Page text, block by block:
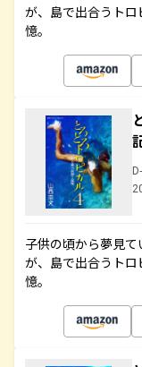
が、島で出合うト
憶。
子供の頃から夢見
が、島で出合うト
憶。